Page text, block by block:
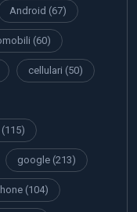
Android (67)
(60)
cellulari (50)
(115)
google (213)
(104)